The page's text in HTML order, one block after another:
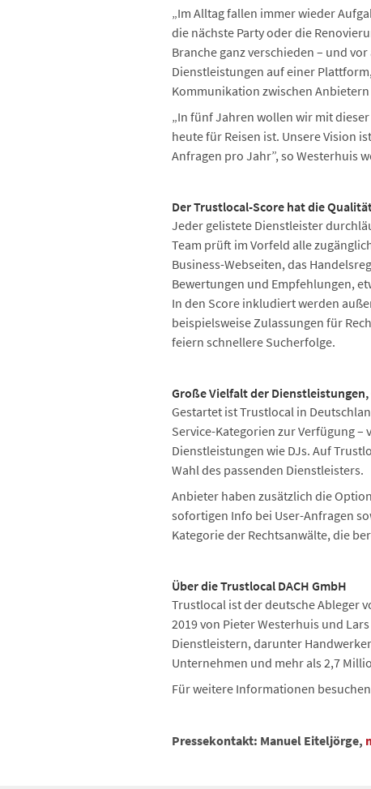
„Im Alltag fallen immer wieder
die nächste Party oder die
Branche ganz verschieden – und
Dienstleistungen auf einer
Kommunikation zwischen
„In fünf Jahren wollen wir mit
heute für Reisen ist. Unsere Vision
Anfragen pro Jahr”, so Westerhuis
Der Trustlocal-Score hat die
Jeder gelistete Dienstleister
Team prüft im Vorfeld alle
Business-Webseiten, das
Bewertungen und Empfehlungen,
In den Score inkludiert werden
beispielsweise Zulassungen für
feiern schnellere Sucherfolge.
Große Vielfalt der
Gestartet ist Trustlocal in
Service-Kategorien zur Verfügung
Dienstleistungen wie DJs. Auf
Wahl des passenden Dienstleisters.
Anbieter haben zusätzlich die
sofortigen Info bei User-Anfragen
Kategorie der Rechtsanwälte, die
Über die Trustlocal DACH GmbH
Trustlocal ist der deutsche Ableger
2019 von Pieter Westerhuis und
Dienstleistern, darunter
Unternehmen und mehr als 2,7
Für weitere Informationen
Pressekontakt: Manuel Eiteljörge,